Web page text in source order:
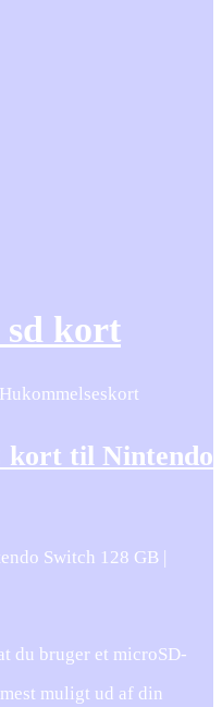
sd kort
kort til Nintendo
Switch 128 GB |
du bruger et microSD-
muligt ud af din